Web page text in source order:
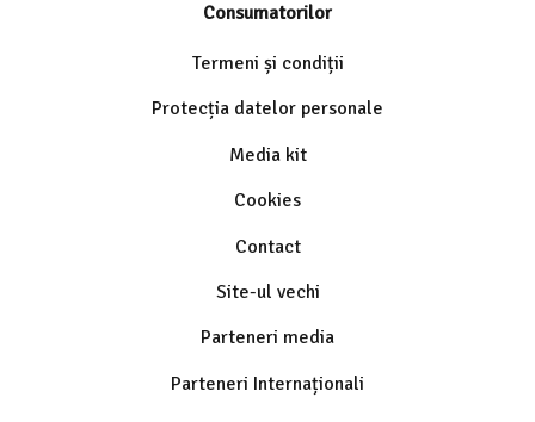
Consumatorilor
Termeni și condiții
Protecția datelor personale
Media kit
Cookies
Contact
Site-ul vechi
Parteneri media
Parteneri Internaționali